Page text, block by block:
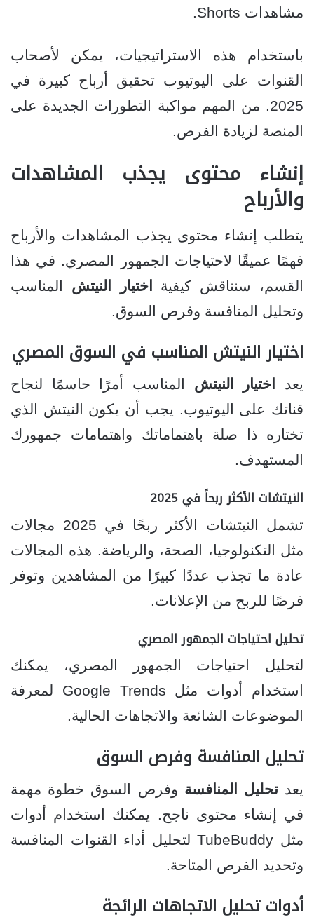
مشاهدات Shorts.
باستخدام هذه الاستراتيجيات، يمكن لأصحاب
القنوات على اليوتيوب تحقيق أرباح كبيرة في
2025. من المهم مواكبة التطورات الجديدة على
المنصة لزيادة الفرص.
إنشاء محتوى يجذب المشاهدات
والأرباح
يتطلب إنشاء محتوى يجذب المشاهدات والأرباح
فهمًا عميقًا لاحتياجات الجمهور المصري. في هذا
القسم، سنناقش كيفية
اختيار النيتش المناسب
وتحليل المنافسة وفرص السوق.
اختيار النيتش المناسب في السوق المصري
يعد اختيار النيتش المناسب أمرًا حاسمًا لنجاح
قناتك على اليوتيوب. يجب أن يكون النيتش الذي
تختاره ذا صلة باهتماماتك واهتمامات جمهورك
المستهدف.
النيتشات الأكثر ربحاً في 2025
تشمل النيتشات الأكثر ربحًا في 2025 مجالات
مثل التكنولوجيا، الصحة، والرياضة. هذه المجالات
عادة ما تجذب عددًا كبيرًا من المشاهدين وتوفر
فرصًا للربح من الإعلانات.
تحليل احتياجات الجمهور المصري
لتحليل احتياجات الجمهور المصري، يمكنك
استخدام أدوات مثل Google Trends لمعرفة
الموضوعات الشائعة والاتجاهات الحالية.
تحليل المنافسة وفرص السوق
يعدتحليل المنافسة وفرص السوق خطوة مهمة
في إنشاء محتوى ناجح. يمكنك استخدام أدوات
مثل TubeBuddy لتحليل أداء القنوات المنافسة
وتحديد الفرص المتاحة.
أدوات تحليل الاتجاهات الرائجة